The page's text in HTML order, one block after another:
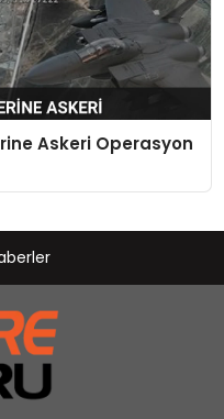
Askeri Operasyon